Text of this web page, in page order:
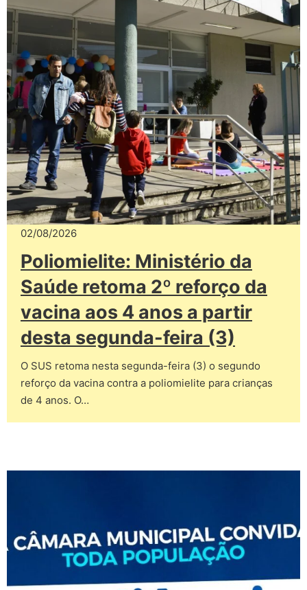
02/08/2026
Poliomielite: Ministério da
Saúde retoma 2º reforço da
vacina aos 4 anos a partir
desta segunda-feira (3)
O SUS retoma nesta segunda-feira (3) o segundo
reforço da vacina contra a poliomielite para crianças
de 4 anos. O…